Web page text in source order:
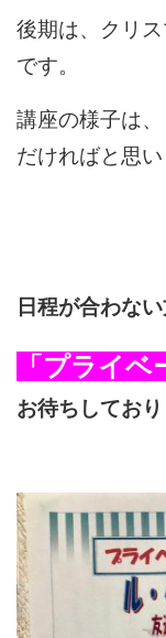
後期は、クリ
です。
講座の様子は
だければと思い
日程が合わな
「プライベ
お待ちしてお